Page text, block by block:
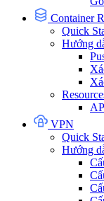
Container
Quick
Hướng
VPN
Quick
Hướng